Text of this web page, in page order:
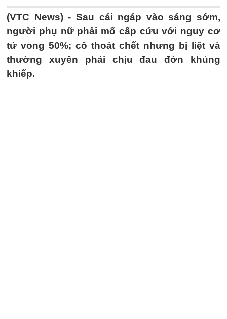
(VTC News) - Sau cái ngáp vào sáng sớm,
người phụ nữ phải mổ cấp cứu với nguy cơ
tử vong 50%; cô thoát chết nhưng bị liệt và
thường xuyên phải chịu đau đớn khủng
khiếp.